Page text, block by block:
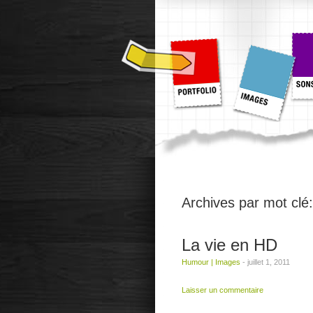
Archives par mot
La vie en HD
Humour Images - juillet 1, 2011
Laisser un commentaire